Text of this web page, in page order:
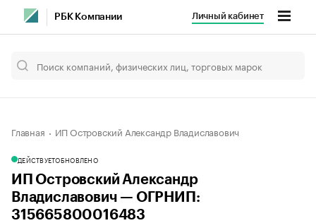
РБК Компании Личный кабинет
Главная ИП Островский Александр Владиславович
ДЕЙСТВУЕТОБНОВЛЕНО
ИП Островский Александр
Владиславович — ОГРНИП:
315665800016483